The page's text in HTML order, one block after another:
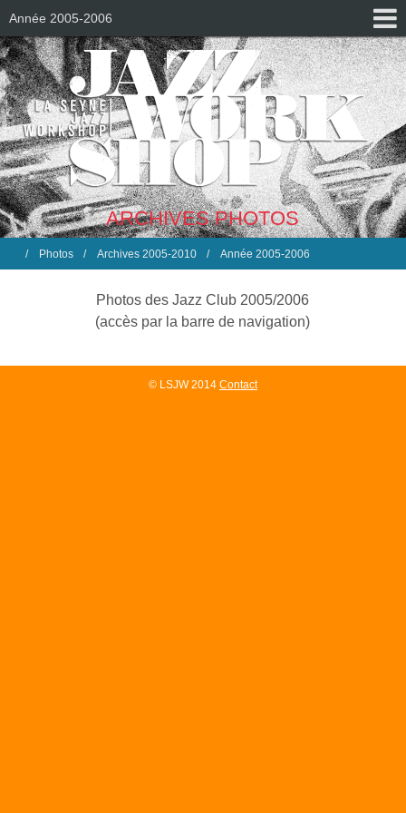
ARCHIVES PHOTOS
Année 2005-2006
Photos Archives 2005-2010 Année 2005-2006
Photos des Jazz Club 2005/2006
(accès par la barre de navigation)
© LSJW 2014 Contact